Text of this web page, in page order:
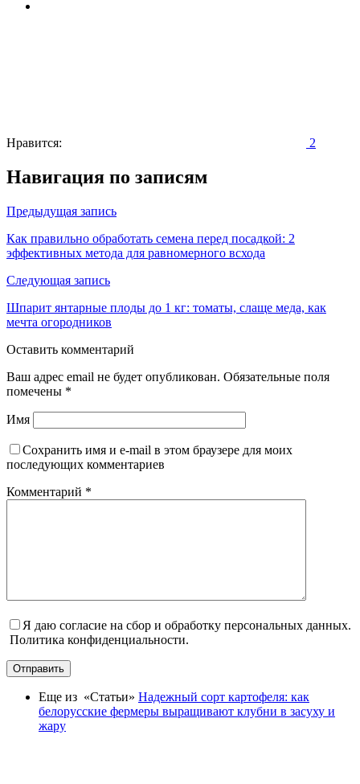
Нравится: 2
Навигация по записям
Предыдущая запись
Как правильно обработать семена перед посадкой: 2
эффективных метода для равномерного всхода
Следующая запись
Шпарит янтарные плоды до 1 кг: томаты, слаще меда, как
мечта огородников
Оставить комментарий
Ваш адрес email не будет опубликован. Обязательные поля
помечены *
Имя
Сохранить имя и e-mail в этом браузере для моих
последующих комментариев
Комментарий *
Я даю согласие на сбор и обработку персональных данных.
Политика конфиденциальности.
Отправить
Еще из «Статьи» Надежный сорт картофеля: как
белорусские фермеры выращивают клубни в засуху и
жару